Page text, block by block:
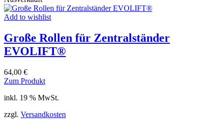
Add to wishlist
Große Rollen für Zentralständer
EVOLIFT®
64,00 €
Zum Produkt
inkl. 19 % MwSt.
zzgl. Versandkosten